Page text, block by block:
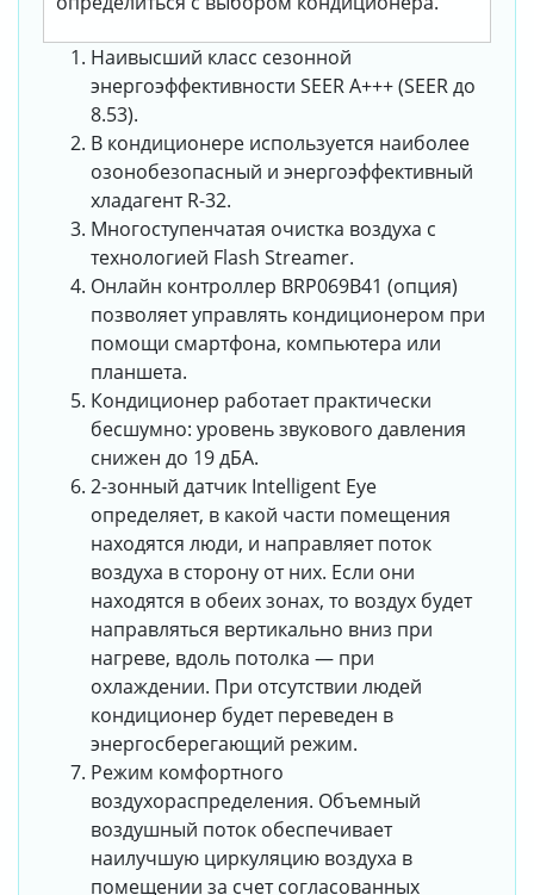
Наивысший класс сезонной
энергоэффективности SEER А+++ (SEER до
8.53).
В кондиционере используется наиболее
озонобезопасный и энергоэффективный
хладагент R-32.
Многоступенчатая очистка воздуха с
технологией Flash Streamer.
Онлайн контроллер BRP069B41 (опция)
позволяет управлять кондиционером при
помощи смартфона, компьютера или
планшета.
Кондиционер работает практически
бесшумно: уровень звукового давления
снижен до 19 дБА.
2-зонный датчик Intelligent Eye
определяет, в какой части помещения
находятся люди, и направляет поток
воздуха в сторону от них. Если они
находятся в обеих зонах, то воздух будет
направляться вертикально вниз при
нагреве, вдоль потолка — при
охлаждении. При отсутствии людей
кондиционер будет переведен в
энергосберегающий режим.
Режим комфортного
воздухораспределения. Объемный
воздушный поток обеспечивает
наилучшую циркуляцию воздуха в
помещении за счет согласованных